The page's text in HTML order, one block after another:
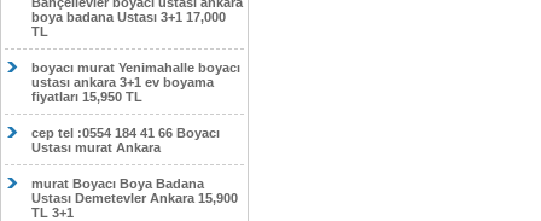
boya badana Ustası 3+1 17,000
TL
boyacı murat Yenimahalle boyacı
ustası ankara 3+1 ev boyama
fiyatları 15,950 TL
cep tel :0554 184 41 66 Boyacı
Ustası murat Ankara
murat Boyacı Boya Badana
Ustası Demetevler Ankara 15,900
TL 3+1